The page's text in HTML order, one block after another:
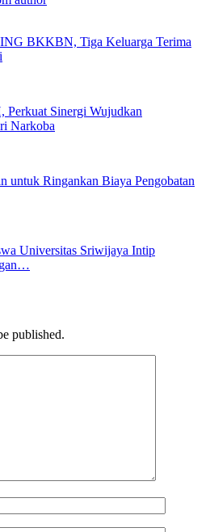
BKKBN, Tiga Keluarga Terima
Sinergi Wujudkan
Narkoba
Ringankan Biaya Pengobatan
Universitas Sriwijaya Intip
published.